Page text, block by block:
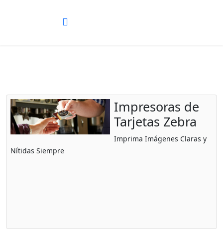
Impresoras de
Tarjetas Zebra
Imprima Imágenes Claras y
Nítidas Siempre